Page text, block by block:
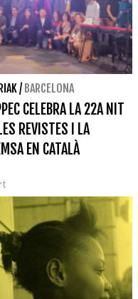
/ BARCELONA
CELEBRA LA 22A NIT
REVISTES I LA
EN CATALÀ